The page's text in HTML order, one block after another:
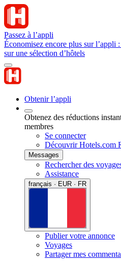
Passez à l’appli
Économisez encore plus sur l’appli
sur une sélection d’hôtels
Obtenir l’appli
Obtenez des réductions
membres
Se connecter
Découvrir Hotels.com
Messages
Rechercher des
Assistance
français · EUR · FR
Publier votre annonce
Voyages
Partager mes